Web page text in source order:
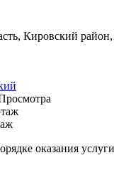
Кировский